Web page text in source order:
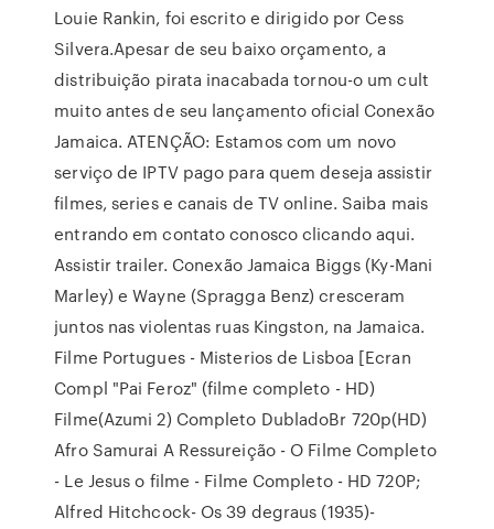
Louie Rankin, foi escrito e dirigido por Cess
Silvera.Apesar de seu baixo orçamento, a
distribuição pirata inacabada tornou-o um cult
muito antes de seu lançamento oficial Conexão
Jamaica. ATENÇÃO: Estamos com um novo
serviço de IPTV pago para quem deseja assistir
filmes, series e canais de TV online. Saiba mais
entrando em contato conosco clicando aqui.
Assistir trailer. Conexão Jamaica Biggs (Ky-Mani
Marley) e Wayne (Spragga Benz) cresceram
juntos nas violentas ruas Kingston, na Jamaica.
Filme Portugues - Misterios de Lisboa [Ecran
Compl "Pai Feroz" (filme completo - HD)
Filme(Azumi 2) Completo DubladoBr 720p(HD)
Afro Samurai A Ressureição - O Filme Completo
- Le Jesus o filme - Filme Completo - HD 720P;
Alfred Hitchcock- Os 39 degraus (1935)-